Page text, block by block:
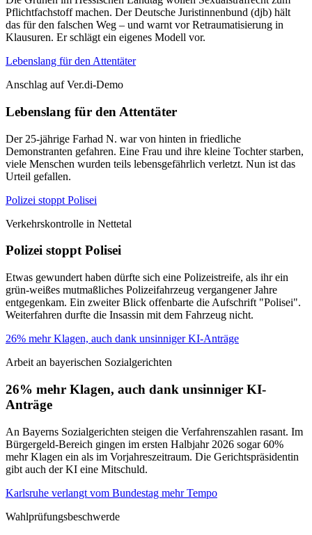
Pflichtfachstoff machen. Der Deutsche Juristinnenbund (djb) hält
das für den falschen Weg – und warnt vor Retraumatisierung in
Klausuren. Er schlägt ein eigenes Modell vor.
Lebenslang für den Attentäter
Anschlag auf Ver.di-Demo
Lebenslang für den Attentäter
Der 25-jährige Farhad N. war von hinten in friedliche
Demonstranten gefahren. Eine Frau und ihre kleine Tochter starben,
viele Menschen wurden teils lebensgefährlich verletzt. Nun ist das
Urteil gefallen.
Polizei stoppt Polisei
Verkehrskontrolle in Nettetal
Polizei stoppt Polisei
Etwas gewundert haben dürfte sich eine Polizeistreife, als ihr ein
grün-weißes mutmaßliches Polizeifahrzeug vergangener Jahre
entgegenkam. Ein zweiter Blick offenbarte die Aufschrift "Polisei".
Weiterfahren durfte die Insassin mit dem Fahrzeug nicht.
26% mehr Klagen, auch dank unsinniger KI-Anträge
Arbeit an bayerischen Sozialgerichten
26% mehr Klagen, auch dank unsinniger KI-
Anträge
An Bayerns Sozialgerichten steigen die Verfahrenszahlen rasant. Im
Bürgergeld-Bereich gingen im ersten Halbjahr 2026 sogar 60%
mehr Klagen ein als im Vorjahreszeitraum. Die Gerichtspräsidentin
gibt auch der KI eine Mitschuld.
Karlsruhe verlangt vom Bundestag mehr Tempo
Wahlprüfungsbeschwerde